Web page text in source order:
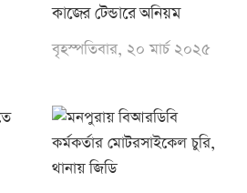
কাজের টেন্ডারে অনিয়ম
বৃহস্পতিবার, ২০ মার্চ ২০২৫